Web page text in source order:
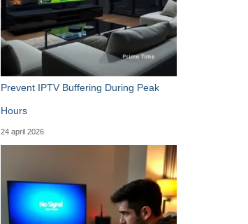
Prevent IPTV Buffering During Peak
Hours
24 april 2026